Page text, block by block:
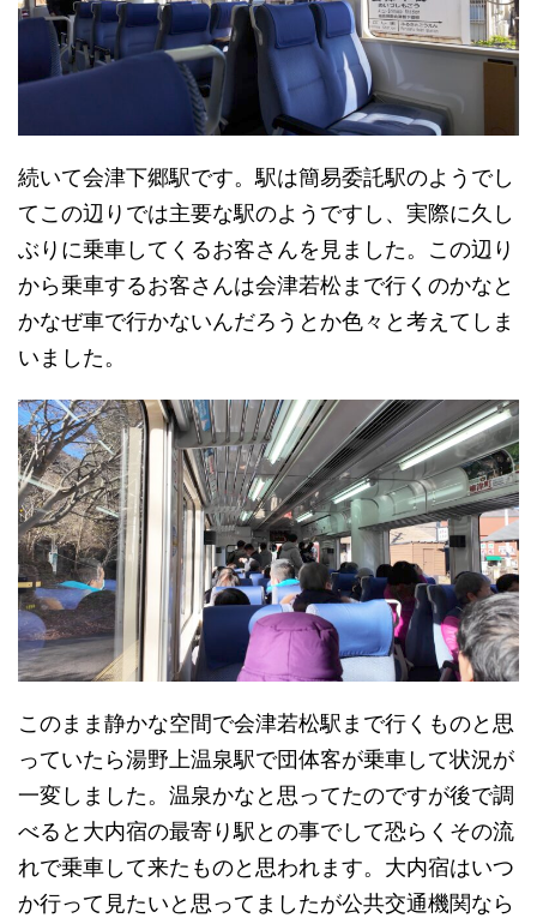
続いて会津下郷駅です。駅は簡易委託駅のようでし
てこの辺りでは主要な駅のようですし、実際に久し
ぶりに乗車してくるお客さんを見ました。この辺り
から乗車するお客さんは会津若松まで行くのかなと
かなぜ車で行かないんだろうとか色々と考えてしま
いました。
このまま静かな空間で会津若松駅まで行くものと思
っていたら湯野上温泉駅で団体客が乗車して状況が
一変しました。温泉かなと思ってたのですが後で調
べると大内宿の最寄り駅との事でして恐らくその流
れで乗車して来たものと思われます。大内宿はいつ
か行って見たいと思ってましたが公共交通機関なら